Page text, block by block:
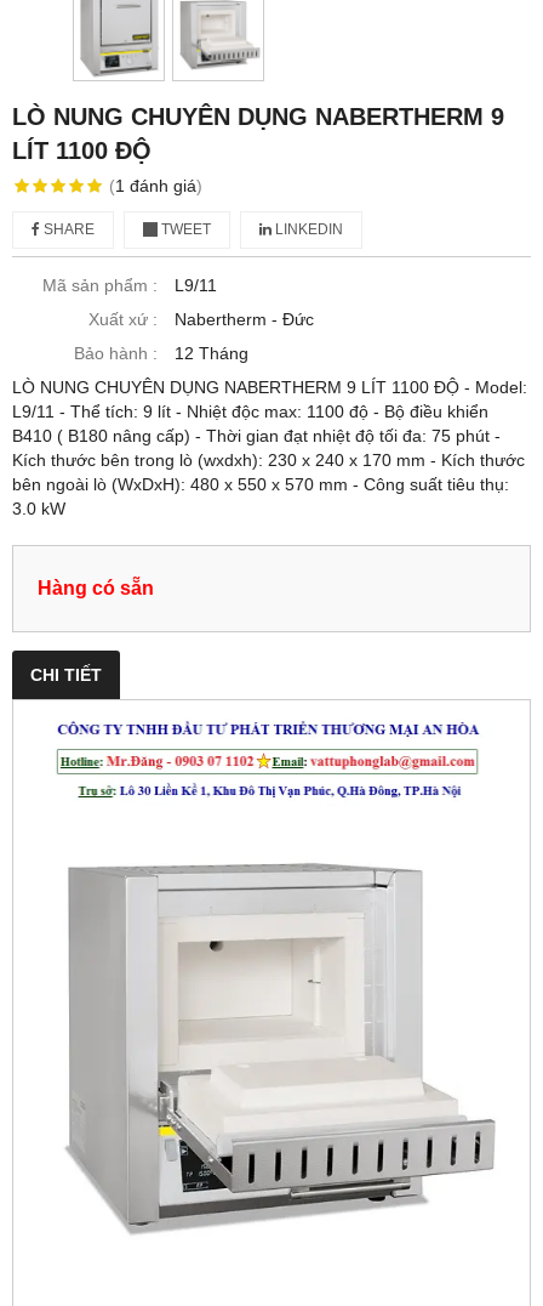
LÒ NUNG CHUYÊN DỤNG NABERTHERM 9
LÍT 1100 ĐỘ
(1 đánh giá)
SHARE TWEET LINKEDIN
Mã sản phẩm :
L9/11
Xuất xứ :
Nabertherm - Đức
Bảo hành :
12 Tháng
LÒ NUNG CHUYÊN DỤNG NABERTHERM 9 LÍT 1100 ĐỘ - Model:
L9/11 - Thể tích: 9 lít - Nhiệt độc max: 1100 độ - Bộ điều khiển
B410 ( B180 nâng cấp) - Thời gian đạt nhiệt độ tối đa: 75 phút -
Kích thước bên trong lò (wxdxh): 230 x 240 x 170 mm - Kích thước
bên ngoài lò (WxDxH): 480 x 550 x 570 mm - Công suất tiêu thụ:
3.0 kW
Hàng có sẵn
CHI TIẾT